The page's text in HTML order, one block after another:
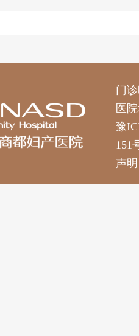
门
医
豫
151
声